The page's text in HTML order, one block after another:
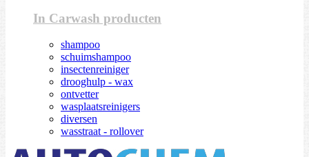
In Carwash producten
shampoo
schuimshampoo
insectenreiniger
drooghulp - wax
ontvetter
wasplaatsreinigers
diversen
wasstraat - rollover